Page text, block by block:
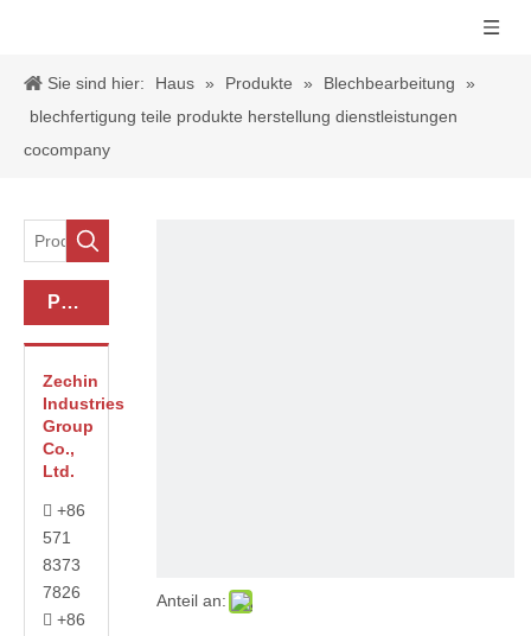
Sie sind hier: Haus » Produkte » Blechbearbeitung
»
blechfertigung teile produkte herstellung dienstleistungen
cocompany
Produkt-Kategorie
Zechin
Industries
Group
Co.,
Ltd.
 +86
571
8373
7826
 +86
Anteil an: